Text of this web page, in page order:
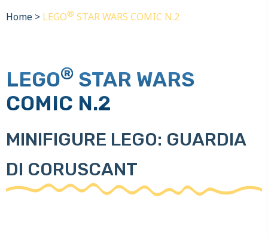
Home > LEGO® STAR WARS COMIC N.2
LEGO® STAR WARS
COMIC N.2
MINIFIGURE LEGO: GUARDIA
DI CORUSCANT